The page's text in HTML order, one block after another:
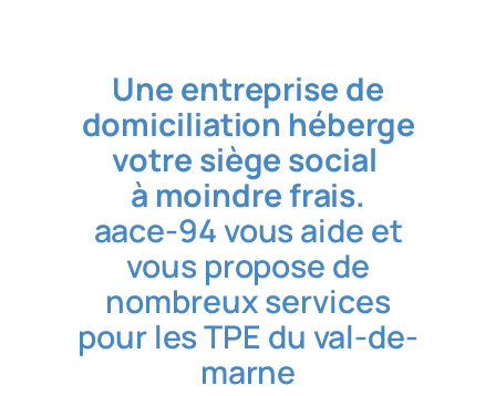
Une entreprise de
domiciliation héberge
votre siège social
à moindre frais.
aace-94 vous aide et
vous propose de
nombreux services
pour les TPE du val-de-
marne